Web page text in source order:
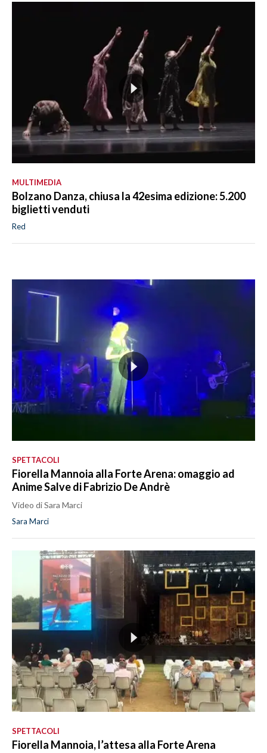
MULTIMEDIA
Bolzano Danza, chiusa la 42esima edizione: 5.200
biglietti venduti
Red
SPETTACOLI
Fiorella Mannoia alla Forte Arena: omaggio ad
Anime Salve di Fabrizio De Andrè
Video di Sara Marci
Sara Marci
SPETTACOLI
Fiorella Mannoia, l’attesa alla Forte Arena